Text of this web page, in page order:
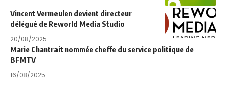
Vincent Vermeulen devient directeur
délégué de Reworld Media Studio
20/08/2025
Marie Chantrait nommée cheffe du service politique de
BFMTV
16/08/2025